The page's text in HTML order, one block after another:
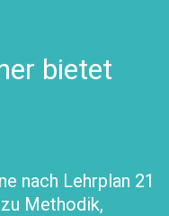
bietet
nach Lehrplan 21
Methodik,